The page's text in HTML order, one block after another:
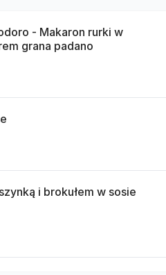
- Makaron rurki w
grana padano
i brokułem w sosie